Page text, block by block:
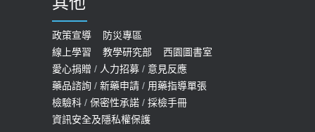
預約
2022-01-07
114年【公費流感及新冠疫苗】門診
預約
2025-09-30
政策宣導
防災專區
線上學習
教學研究部
西園圖書室
愛心捐贈 / 人力招募 / 意見反應
藥品諮詢 / 新藥申請 / 用藥指導單張
檢驗科 / 保密性承諾 / 採檢手冊
資訊安全及隱私權保護